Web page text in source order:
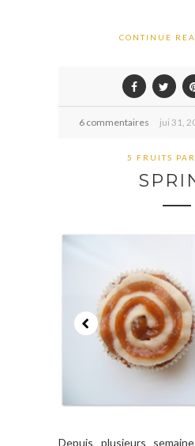
CONTINUE
6 commentaires jui 31,
5 FRUITS
Depuis plusieurs